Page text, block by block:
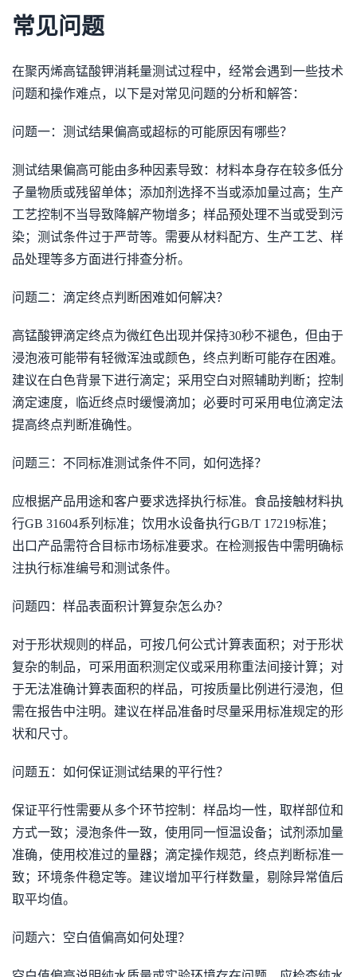
常见问题
在聚丙烯高锰酸钾消耗量测试过程中，经常会遇到一些技术
问题和操作难点，以下是对常见问题的分析和解答：
问题一：测试结果偏高或超标的可能原因有哪些？
测试结果偏高可能由多种因素导致：材料本身存在较多低分
子量物质或残留单体；添加剂选择不当或添加量过高；生产
工艺控制不当导致降解产物增多；样品预处理不当或受到污
染；测试条件过于严苛等。需要从材料配方、生产工艺、样
品处理等多方面进行排查分析。
问题二：滴定终点判断困难如何解决？
高锰酸钾滴定终点为微红色出现并保持30秒不褪色，但由于
浸泡液可能带有轻微浑浊或颜色，终点判断可能存在困难。
建议在白色背景下进行滴定；采用空白对照辅助判断；控制
滴定速度，临近终点时缓慢滴加；必要时可采用电位滴定法
提高终点判断准确性。
问题三：不同标准测试条件不同，如何选择？
应根据产品用途和客户要求选择执行标准。食品接触材料执
行GB 31604系列标准；饮用水设备执行GB/T 17219标准；
出口产品需符合目标市场标准要求。在检测报告中需明确标
注执行标准编号和测试条件。
问题四：样品表面积计算复杂怎么办？
对于形状规则的样品，可按几何公式计算表面积；对于形状
复杂的制品，可采用面积测定仪或采用称重法间接计算；对
于无法准确计算表面积的样品，可按质量比例进行浸泡，但
需在报告中注明。建议在样品准备时尽量采用标准规定的形
状和尺寸。
问题五：如何保证测试结果的平行性？
保证平行性需要从多个环节控制：样品均一性，取样部位和
方式一致；浸泡条件一致，使用同一恒温设备；试剂添加量
准确，使用校准过的量器；滴定操作规范，终点判断标准一
致；环境条件稳定等。建议增加平行样数量，剔除异常值后
取平均值。
问题六：空白值偏高如何处理？